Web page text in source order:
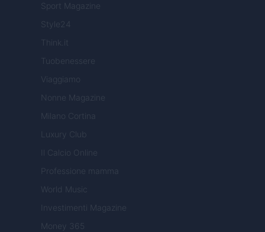
Sport Magazine
Style24
Think.it
Tuobenessere
Viaggiamo
Nonne Magazine
Milano Cortina
Luxury Club
Il Calcio Online
Professione mamma
World Music
Investimenti Magazine
Money 365